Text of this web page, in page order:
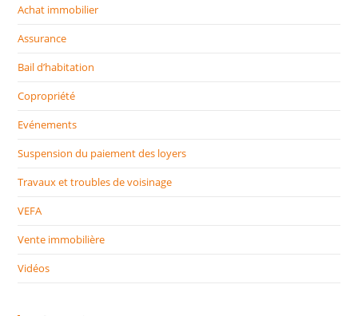
Achat immobilier
Assurance
Bail d’habitation
Copropriété
Evénements
Suspension du paiement des loyers
Travaux et troubles de voisinage
VEFA
Vente immobilière
Vidéos